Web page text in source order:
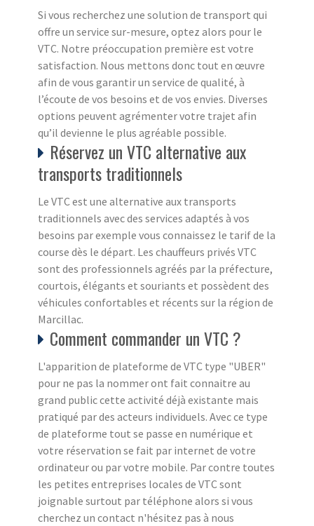
Si vous recherchez une solution de transport qui
offre un service sur-mesure, optez alors pour le
VTC. Notre préoccupation première est votre
satisfaction. Nous mettons donc tout en œuvre
afin de vous garantir un service de qualité, à
l’écoute de vos besoins et de vos envies. Diverses
options peuvent agrémenter votre trajet afin
qu’il devienne le plus agréable possible.
Réservez un VTC alternative aux
transports traditionnels
Le VTC est une alternative aux transports
traditionnels avec des services adaptés à vos
besoins par exemple vous connaissez le tarif de la
course dès le départ. Les chauffeurs privés VTC
sont des professionnels agréés par la préfecture,
courtois, élégants et souriants et possèdent des
véhicules confortables et récents sur la région de
Marcillac.
Comment commander un VTC ?
L'apparition de plateforme de VTC type "UBER"
pour ne pas la nommer ont fait connaitre au
grand public cette activité déjà existante mais
pratiqué par des acteurs individuels. Avec ce type
de plateforme tout se passe en numérique et
votre réservation se fait par internet de votre
ordinateur ou par votre mobile. Par contre toutes
les petites entreprises locales de VTC sont
joignable surtout par téléphone alors si vous
cherchez un contact n'hésitez pas à nous